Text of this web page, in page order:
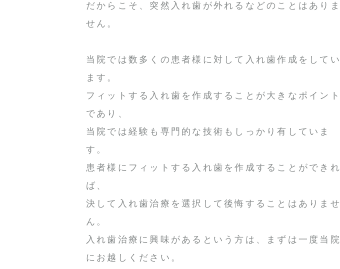
だからこそ、突然入れ歯が外れるなどのことはありま
せん。
当院では数多くの患者様に対して入れ歯作成をしてい
ます。
フィットする入れ歯を作成することが大きなポイント
であり、
当院では経験も専門的な技術もしっかり有していま
す。
患者様にフィットする入れ歯を作成することができれ
ば、
決して入れ歯治療を選択して後悔することはありませ
ん。
入れ歯治療に興味があるという方は、まずは一度当院
にお越しください。